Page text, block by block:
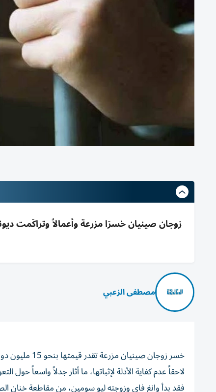
زوجان صينيان خسرَا مزرعة وأعمالاً وتراكَمت
مصطفى الزعبي
خسر زوجان
لاحقاً عدم كفاية الأدلة لإثباتها، ما أثار جدلاً واسعاً حول
فقد بدأ وانغ فاي وزوجته ليو سومين، من مقاطعة خنان